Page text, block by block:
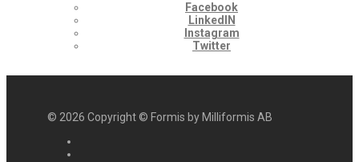
Facebook
LinkedIN
Instagram
Twitter
© 2026 Copyright © Formis by Milliformis AB